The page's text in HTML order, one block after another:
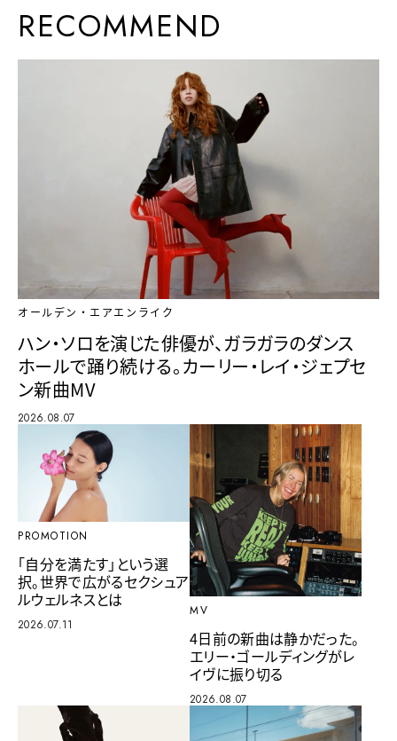
RECOMMEND
オールデン・エアエンライク
ハン・ソロを演じた俳優が、ガラガラのダンス
ホールで踊り続ける。カーリー・レイ・ジェプセ
ン新曲MV
2026.08.07
PROMOTION
「自分を満たす」という選
択。世界で広がるセクシュア
ルウェルネスとは
2026.07.11
MV
4日前の新曲は静かだった。
エリー・ゴールディングがレ
イヴに振り切る
2026.08.07